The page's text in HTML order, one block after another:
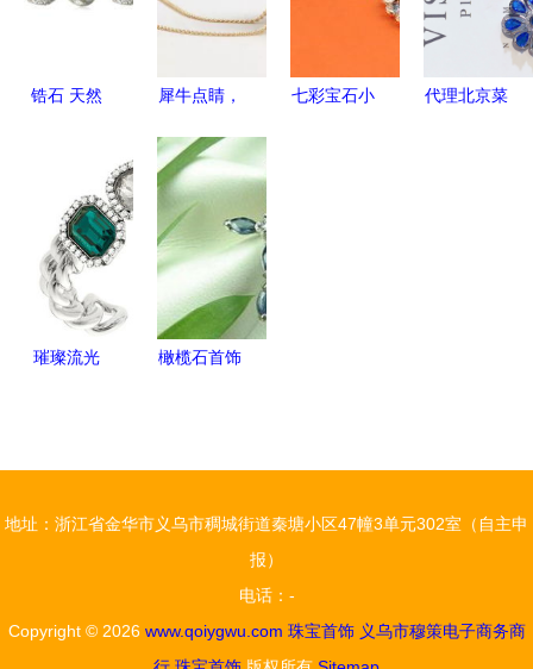
首饰厂吊坠
全览
锆石 天然
从耳饰到玉
饰的珠宝魅
力
犀牛点睛，
野生国际暑
期Rhino
3D珠宝首
饰精品课程
火热开启
七彩宝石小
代理北京菜
璀璨流光
橄榄石首饰
采购全攻略
地址：浙江省金华市义乌市稠城街道秦塘小区47幢3单元302室（自主申
报）
电话：-
Copyright © 2026 www.qoiygwu.com 珠宝首饰 义乌市穆策电子商务商